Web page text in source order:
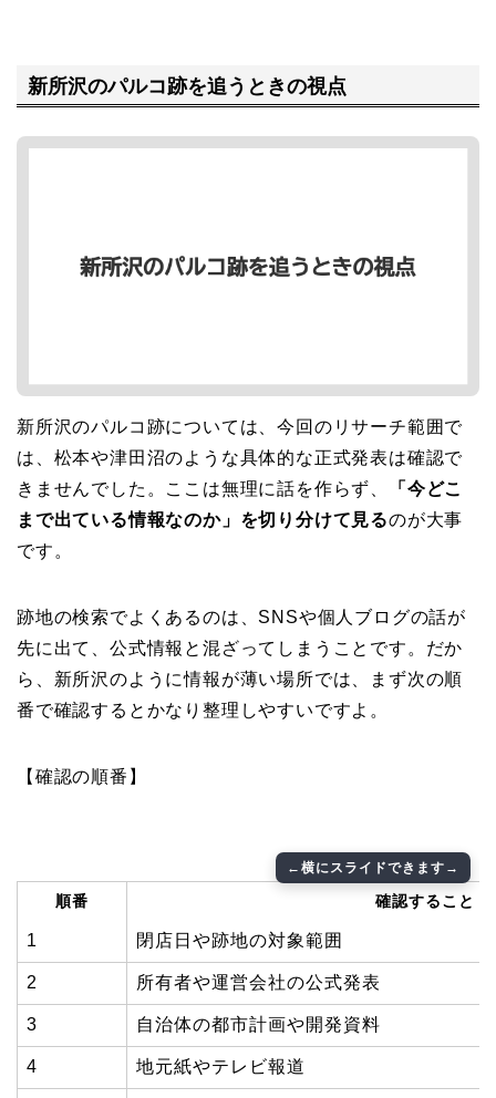
新所沢のパルコ跡を追うときの視点
新所沢のパルコ跡については、今回のリサーチ範囲で
は、松本や津田沼のような具体的な正式発表は確認で
きませんでした。ここは無理に話を作らず、
「今どこ
まで出ている情報なのか」を切り分けて見るのが大事
です。
跡地の検索でよくあるのは、SNSや個人ブログの話が
先に出て、公式情報と混ざってしまうことです。だか
ら、新所沢のように情報が薄い場所では、まず次の順
番で確認するとかなり整理しやすいですよ。
【確認の順番】
順番 確認すること
1 閉店日や跡地の対象範囲
2 所有者や運営会社の公式発表
3 自治体の都市計画や開発資料
4 地元紙やテレビ報道